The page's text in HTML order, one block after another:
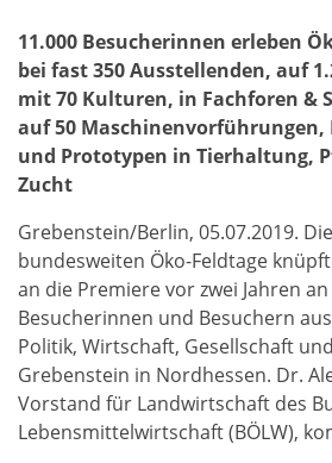
11.000 Besucherinnen erleben
bei fast 350 Ausstellenden, auf
mit 70 Kulturen, in Fachforen &
auf 50
und Prototypen in Tierhaltung,
Zucht
Grebenstein/Berlin, 05.07.2019.
bundesweiten Öko-Feldtage
an die Premiere vor zwei Jahren
Besucherinnen und Besuchern
Politik, Wirtschaft, Gesellschaft
Grebenstein in Nordhessen. Dr.
Vorstand für Landwirtschaft des
Lebensmittelwirtschaft (BÖLW),